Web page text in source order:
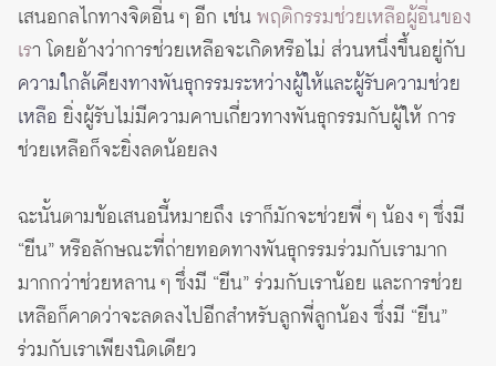
เสนอกลไกทางจิตอื่น ๆ อีก เช่นพฤติกรรมช่วยเหลือผู้อื่นของ
เรา โดยอ้างว่าการช่วยเหลือจะเกิดหรือไม่ ส่วนหนึ่งขึ้นอยู่กับ
ความใกล้เคียงทางพันธุกรรมระหว่างผู้ให้และผู้รับความช่วย
เหลือ ยิ่งผู้รับไม่มีความคาบเกี่ยวทางพันธุกรรมกับผู้ให้ การ
ช่วยเหลือก็จะยิ่งลดน้อยลง
ฉะนั้นตามข้อเสนอนี้หมายถึง เราก็มักจะช่วยพี่ ๆ น้อง ๆ ซึ่งมี
“ยีน” หรือลักษณะที่ถ่ายทอดทางพันธุกรรมร่วมกับเรามาก
มากกว่าช่วยหลาน ๆ ซึ่งมี “ยีน” ร่วมกับเราน้อย และการช่วย
เหลือก็คาดว่าจะลดลงไปอีกสำหรับลูกพี่ลูกน้อง ซึ่งมี “ยีน”
ร่วมกับเราเพียงนิดเดียว